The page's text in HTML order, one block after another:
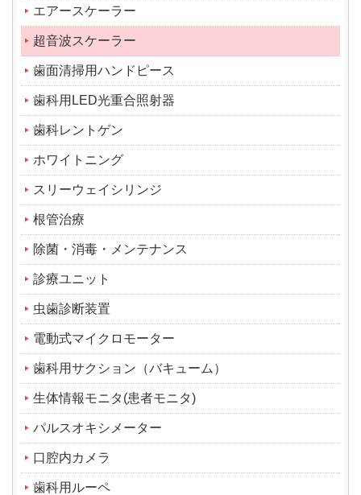
エアースケーラー
超音波スケーラー
歯面清掃用ハンドピース
歯科用LED光重合照射器
歯科レントゲン
ホワイトニング
スリーウェイシリンジ
根管治療
除菌・消毒・メンテナンス
診療ユニット
虫歯診断装置
電動式マイクロモーター
歯科用サクション（バキューム）
生体情報モニタ(患者モニタ)
パルスオキシメーター
口腔内カメラ
歯科用ルーペ